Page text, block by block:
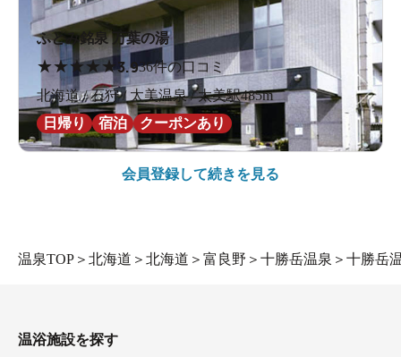
源泉ホース獲ったどー笑
ふとみ銘泉 万葉の湯
★★★★ ★3.936件の口コミ
北海道 / 石狩 / 太美温泉 / 太美駅485m
日帰り
宿泊 クーポンあり
会員登録して続きを見る
温泉TOP ＞ 北海道 ＞ 北海道 ＞ 富良野 ＞ 十勝岳温泉 ＞ 十勝岳
温浴施設を探す